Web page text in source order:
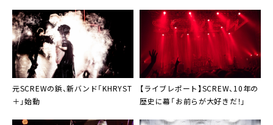
元SCREWの鋲、新バンド「KHRYST
＋ 」始動
【ライブレポート】SCREW、10年の
歴史に幕「お前らが大好きだ！」